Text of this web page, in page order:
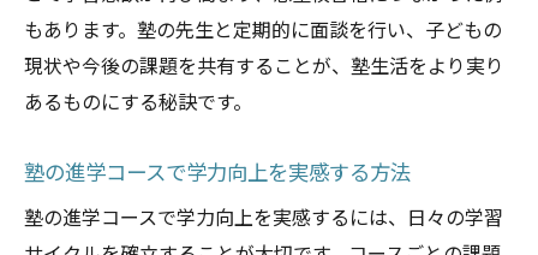
もあります。塾の先生と定期的に面談を行い、子どもの
現状や今後の課題を共有することが、塾生活をより実り
あるものにする秘訣です。
塾の進学コースで学力向上を実感する方法
塾の進学コースで学力向上を実感するには、日々の学習